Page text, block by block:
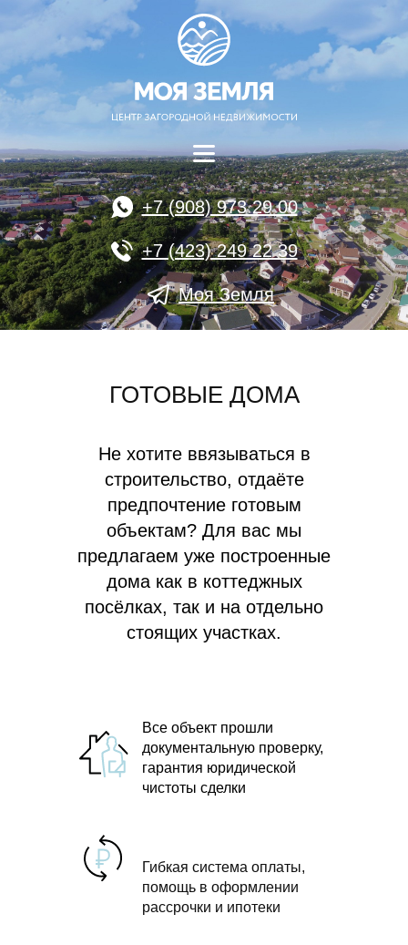
+7 (908) 973 29 00
+7 (423) 249 22 39
Моя Земля
ГОТОВЫЕ ДОМА
Не хотите ввязываться в
строительство, отдаёте
предпочтение готовым
объектам? Для вас мы
предлагаем уже построенные
дома как в коттеджных
посёлках, так и на отдельно
стоящих участках.
Все объект прошли
документальную проверку,
гарантия юридической
чистоты сделки
Гибкая система оплаты,
помощь в оформлении
рассрочки и ипотеки